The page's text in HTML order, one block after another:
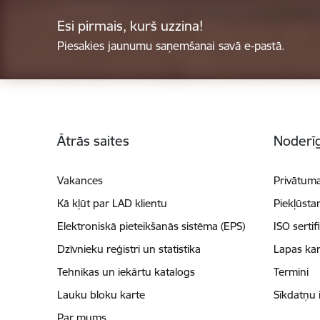
Esi pirmais, kurš uzzina!
Piesakies jaunumu saņemšanai savā e-pastā.
Ātrās saites
Vakances
Kā kļūt par LAD klientu
Elektroniskā pieteikšanās sistēma (EPS)
Dzīvnieku reģistri un statistika
Tehnikas un iekārtu katalogs
Lauku bloku karte
ISO
Lapas
Termini
Sīkdatņu